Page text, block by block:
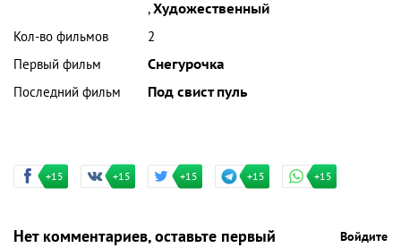
,Художественный
Кол-во фильмов
2
Первый фильм
Снегурочка
Последний фильм
Под свист пуль
+15 +15 +15 +15 +15
Нет комментариев, оставьте первый Войдите